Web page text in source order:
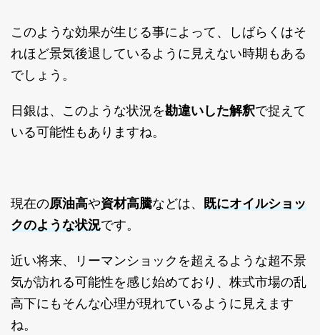
このような効果が生じる事によって、しばらくはそ
れほど景気後退しているように見えない時期もある
でしょう。
日銀は、このような状況を勘違いした解釈で捉えて
いる可能性もありますね。
現在の原油高や資材高騰などは、
既にオイルショッ
クのような状況です。
近い将来、リーマンショックを超えるような超不景
気が訪れる可能性を感じ始めており、株式市場の乱
高下にもそんな心理が現れているように見えます
ね。